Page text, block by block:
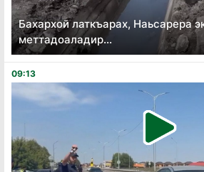
Бахархой латкъарах, Наьсарера
меттадоаладир...
09:13